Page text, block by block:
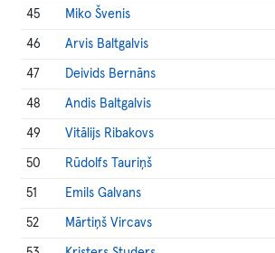
45 Miko Švenis
46 Arvis Baltgalvis
47 Deivids Bernāns
48 Andis Baltgalvis
49 Vitālijs Ribakovs
50 Rūdolfs Tauriņš
51 Emils Galvans
52 Mārtiņš Vircavs